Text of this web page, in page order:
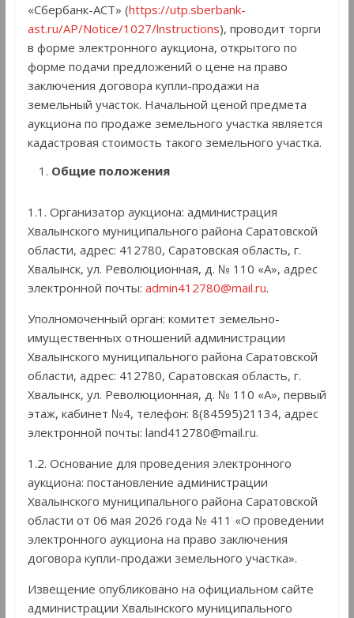
«Сбербанк-АСТ» (https://utp.sberbank-
ast.ru/AP/Notice/1027/lnstructions), проводит торги
в форме электронного аукциона, открытого по
форме подачи предложений о цене на право
заключения договора купли-продажи на
земельный участок. Начальной ценой предмета
аукциона по продаже земельного участка является
кадастровая стоимость такого земельного участка.
Общие положения
1.1. Организатор аукциона: администрация
Хвалынского муниципального района Саратовской
области, адрес: 412780, Саратовская область, г.
Хвалынск, ул. Революционная, д. № 110 «А», адрес
электронной почты: admin412780@mail.ru.
Уполномоченный орган: комитет земельно-
имущественных отношений администрации
Хвалынского муниципального района Саратовской
области, адрес: 412780, Саратовская область, г.
Хвалынск, ул. Революционная, д. № 110 «А», первый
этаж, кабинет №4, телефон: 8(84595)21134, адрес
электронной почты: land412780@mail.ru.
1.2. Основание для проведения электронного
аукциона: постановление администрации
Хвалынского муниципального района Саратовской
области от 06 мая 2026 года № 411 «О проведении
электронного аукциона на право заключения
договора купли-продажи земельного участка».
Извещение опубликовано на официальном сайте
администрации Хвалынского муниципального